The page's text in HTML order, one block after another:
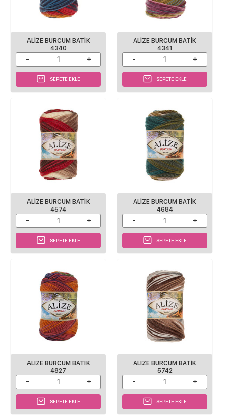
ALİZE BURCUM BATİK
4340
SEPETE EKLE
ALİZE BURCUM BATİK
4341
SEPETE EKLE
ALİZE BURCUM BATİK
4574
SEPETE EKLE
ALİZE BURCUM BATİK
4684
SEPETE EKLE
ALİZE BURCUM BATİK
4827
SEPETE EKLE
ALİZE BURCUM BATİK
5742
SEPETE EKLE